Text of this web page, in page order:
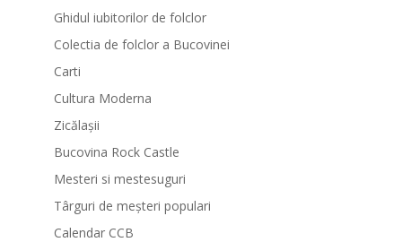
Ghidul iubitorilor de folclor
Colectia de folclor a Bucovinei
Carti
Cultura Moderna
Zicălașii
Bucovina Rock Castle
Mesteri si mestesuguri
Târguri de meșteri populari
Calendar CCB